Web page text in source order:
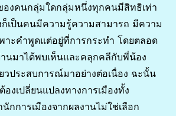
ของคนกลุ่มใดกลุ่มหนึ่งทุกคนมีสิทธิเท่า
เป็นคนมีความรู้ความสามารถ มีความ
าะคำพูดแต่อยู่ที่การกระทำ โดยตลอด
นมาได้พบเห็นและคลุกคลีกับพี่น้อง
วประสบการณ์มาอย่างต่อเนื่อง ฉะนั้น
องเปลี่ยนแปลงทางการเมืองทั้ง
นักการเมืองจากผลงานไม่ใช่เลือก